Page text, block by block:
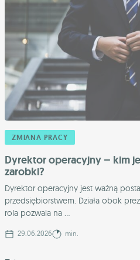
ZMIANA PRACY
Dyrektor operacyjny – kim
zarobki?
Dyrektor operacyjny jest ważną
przedsiębiorstwem. Działa obok
rola pozwala na ...
29.06.2026 min.